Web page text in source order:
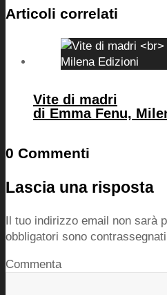
Articoli correlati
Vite di madri
di Emma Fenu,
0 Commenti
Lascia una risposta
Il tuo indirizzo email non sarà
obbligatori sono contrassegnati
Commenta